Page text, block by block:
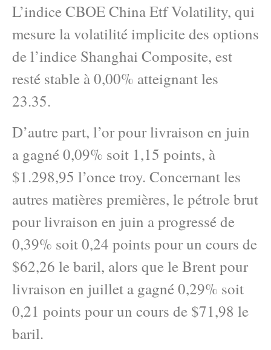
L’indice CBOE China Etf Volatility, qui
mesure la volatilité implicite des options
de l’indice Shanghai Composite, est
resté stable à 0,00% atteignant les
23.35.
D’autre part, l’or pour livraison en juin
a gagné 0,09% soit 1,15 points, à
$1.298,95 l’once troy. Concernant les
autres matières premières, le pétrole brut
pour livraison en juin a progressé de
0,39% soit 0,24 points pour un cours de
$62,26 le baril, alors que le Brent pour
livraison en juillet a gagné 0,29% soit
0,21 points pour un cours de $71,98 le
baril.